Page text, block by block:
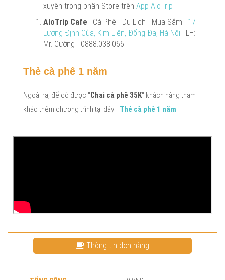
xuyên trong phần Store trên App AloTrip
AloTrip Cafe | Cà Phê - Du Lịch - Mua Sắm | 17
Lương Định Của, Kim Liên, Đống Đa, Hà Nội | LH:
Mr. Cường - 0888.038.066
Thẻ cà phê 1 năm
Ngoài ra, để có được "Chai cà phê 35K" khách hàng tham
khảo thêm chương trình tại đây: "Thẻ cà phê 1 năm"
Thông tin đơn hàng